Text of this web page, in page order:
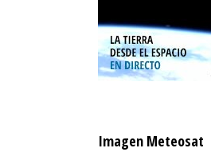
Imagen Meteosat